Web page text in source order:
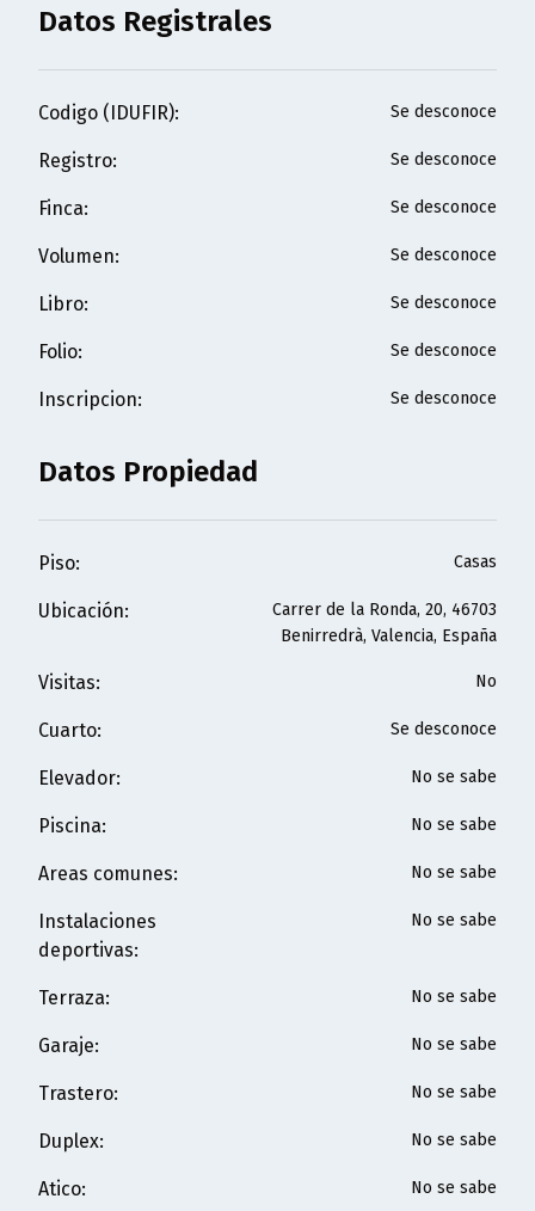
Datos Registrales
Codigo (IDUFIR): Se desconoce
Registro: Se desconoce
Finca: Se desconoce
Volumen: Se desconoce
Libro: Se desconoce
Folio: Se desconoce
Inscripcion: Se desconoce
Datos Propiedad
Piso: Casas
Ubicación:
Carrer de la Ronda, 20, 46703
Benirredrà, Valencia, España
Visitas: No
Cuarto: Se desconoce
Elevador: No se sabe
Piscina: No se sabe
Areas comunes: No se sabe
Instalaciones
deportivas:
No se sabe
Terraza: No se sabe
Garaje: No se sabe
Trastero: No se sabe
Duplex: No se sabe
Atico: No se sabe